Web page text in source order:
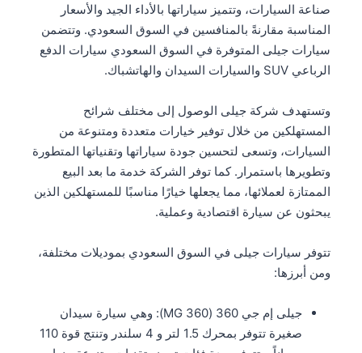
صناعة السيارات، وتتميز سياراتها بالأداء الجيد والأسعار
المناسبة مقارنةً بالمنافسين في السوق السعودي. وتتضمن
سيارات جيلى المتوفرة في السوق السعودي سيارات الدفع
الرباعي SUV والسيارات السيدان والهاتشباك.
وتستهدف شركة جيلى الوصول إلى مختلف شرائح
المستهلكين من خلال توفير خيارات متعددة ومتنوعة من
السيارات، وتسعى لتحسين جودة سياراتها وتقنياتها المتطورة
وتطويرها باستمرار. كما توفر الشركة خدمة ما بعد البيع
الممتازة لعملائها، مما يجعلها خيارًا مناسبًا للمستهلكين الذين
يبحثون عن سيارة اقتصادية وعملية.
تتوفر سيارات جيلى في السوق السعودي بموديلات مختلفة،
ومن أبرزها:
جيلى إم جي 360 (MG 360): وهي سيارة سيدان
صغيرة تتوفر بمحرك 1.5 لتر و 4 سلندر وتنتج قوة 110